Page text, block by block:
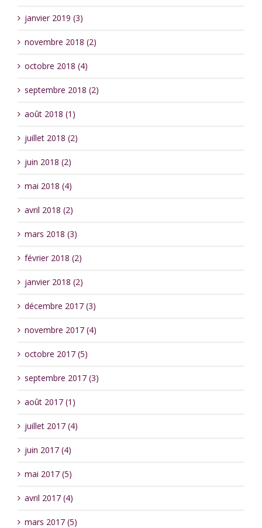
janvier 2019 (3)
novembre 2018 (2)
octobre 2018 (4)
septembre 2018 (2)
août 2018 (1)
juillet 2018 (2)
juin 2018 (2)
mai 2018 (4)
avril 2018 (2)
mars 2018 (3)
février 2018 (2)
janvier 2018 (2)
décembre 2017 (3)
novembre 2017 (4)
octobre 2017 (5)
septembre 2017 (3)
août 2017 (1)
juillet 2017 (4)
juin 2017 (4)
mai 2017 (5)
avril 2017 (4)
mars 2017 (5)